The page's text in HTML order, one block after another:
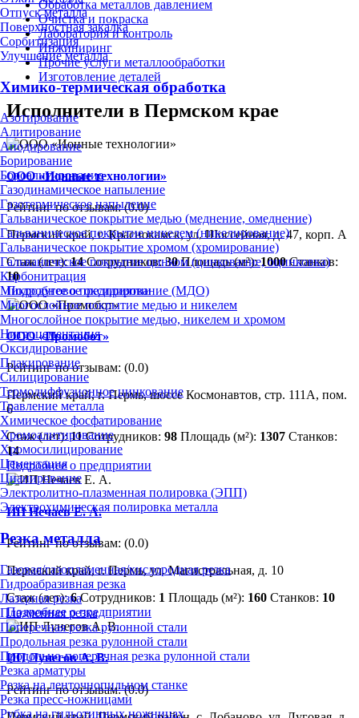
Отпуск металла
Поверхностная закалка
Сорбитизация
Улучшение металла
Химико-термическая обработка
Азотирование
Алитирование
Анодирование
Борирование
Бороалитирование
Газодинамическое напыление
Газотермическое напыление
Гальваническое покрытие медью (меднение, омеднение)
Гальваническое покрытие никелем (никелирование)
Гальваническое покрытие хромом (хромирование)
Гальваническое покрытие цинком (цинкование, оцинковка)
Карбонитрация
Микродуговое оксидирование (МДО)
Многослойное покрытие медью и никелем
Многослойное покрытие медью, никелем и хромом
Нитроцементация
Оксидирование
Плакирование
Силицирование
Термодиффузионное цинкование
Травление металла
Химическое фосфатирование
Хромоалитирование
Хромосилицирование
Цементация
Цианирование
Электролитно-плазменная полировка (ЭПП)
Электрохимическая полировка металла
Резка металла
Газовая/газопламенная/кислородная резка
Гидроабразивная резка
Лазерная резка
Плазменная резка
Поперечная резка рулонной стали
Продольная резка рулонной стали
Продольно-поперечная резка рулонной стали
Резка арматуры
Резка на ленточнопильном станке
Резка пресс-ножницами
Рубка на гильотинных ножницах
Обработка металлов давлением
Очистка и покраска
Лаборатория и контроль
Инжиниринг
Прочие услуги металлообработки
Изготовление деталей
Исполнители в Пермском крае
ООО «Ионные технологии»
Рейтинг по отзывам:(0.0)
Пермский край, г. Краснокамск, ул. Шоссейная, д. 47, корп. А
Стаж (лет):14 Сотрудников:30 Площадь (м²):1000 Станков:
10
Подробнее о предприятии
ООО «Промобот»
Рейтинг по отзывам: (0.0)
Пермский край, г. Пермь, шоссе Космонавтов, стр. 111А, пом.
6
Стаж (лет):11 Сотрудников: 98 Площадь (м²): 1307 Станков:
14
Подробнее о предприятии
ИП Нечаев Е. А.
Рейтинг по отзывам: (0.0)
Пермский край, г. Пермь, ул. Магистральная, д. 10
Стаж (лет):6 Сотрудников: 1 Площадь (м²): 160 Станков: 10
Подробнее о предприятии
ИП Лунегов А. В.
Рейтинг по отзывам:(0.0)